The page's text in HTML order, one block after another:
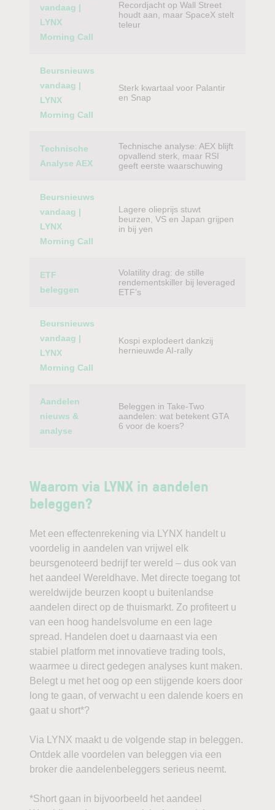
vandaag |
LYNX
Morning Call
Recordjacht op Wall Street
houdt aan, maar SpaceX stelt
teleur
Beursnieuws
vandaag |
LYNX
Morning Call
Sterk kwartaal voor Palantir
en Snap
Technische
Analyse AEX
Technische analyse: AEX blijft
opvallend sterk, maar RSI
geeft eerste waarschuwing
Beursnieuws
vandaag |
LYNX
Morning Call
Lagere olieprijs stuwt
beurzen, VS en Japan grijpen
in bij yen
ETF
beleggen
Volatility drag: de stille
rendementskiller bij leveraged
ETF’s
Beursnieuws
vandaag |
LYNX
Morning Call
Kospi explodeert dankzij
hernieuwde AI-rally
Aandelen
nieuws &
analyse
Beleggen in Take-Two
aandelen: wat betekent GTA
6 voor de koers?
Waarom via LYNX in aandelen
beleggen?
Met een effectenrekening via LYNX handelt u
voordelig in aandelen van vrijwel elk
beursgenoteerd bedrijf ter wereld – dus ook van
het aandeel Wereldhave. Met directe toegang tot
wereldwijde beurzen koopt u buitenlandse
aandelen direct op de thuismarkt. Zo profiteert u
van een hoog handelsvolume en een lage
spread. Handelen doet u daarnaast via een
stabiel platform met innovatieve trading tools,
waarmee u direct gedegen analyses kunt maken.
Belegt u met het oog op een stijgende koers door
long te gaan, of verwacht u een dalende koers en
gaat u short*?
Via LYNX maakt u de volgende stap in beleggen.
Ontdek alle voordelen van beleggen via een
broker die aandelenbeleggers serieus neemt.
*Short gaan in bijvoorbeeld het aandeel